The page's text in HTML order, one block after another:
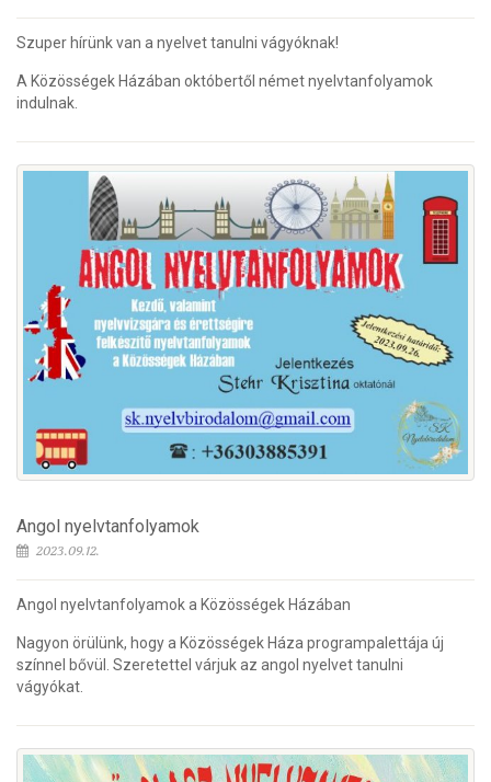
Szuper hírünk van a nyelvet tanulni vágyóknak!
A Közösségek Házában októbertől német nyelvtanfolyamok
indulnak.
Angol nyelvtanfolyamok
2023.09.12.
Angol nyelvtanfolyamok a Közösségek Házában
Nagyon örülünk, hogy a Közösségek Háza programpalettája új
színnel bővül. Szeretettel várjuk az angol nyelvet tanulni
vágyókat.